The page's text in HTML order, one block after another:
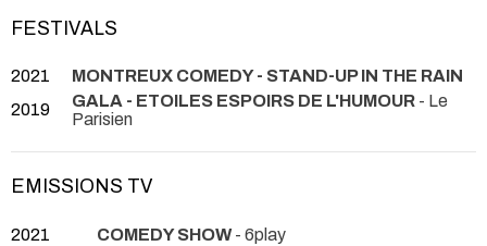
FESTIVALS
2021
MONTREUX COMEDY - STAND-UP IN THE RAIN
2019
GALA - ETOILES ESPOIRS DE L'HUMOUR - Le
Parisien
EMISSIONS TV
2021 COMEDY SHOW- 6play